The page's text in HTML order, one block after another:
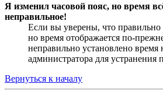
Я изменил часовой пояс, но время
неправильное!
Если вы уверены, что правильно
но время отображается по-
неправильно установлено время
администратора для устранения
Вернуться к началу